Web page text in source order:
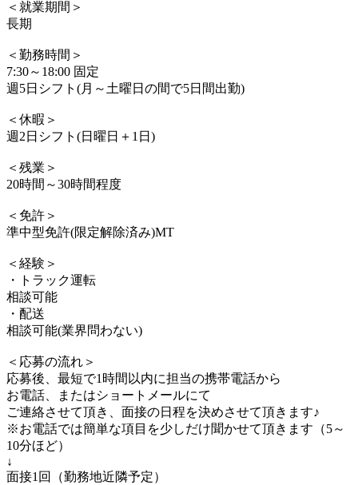
＜就業期間＞
長期
＜勤務時間＞
7:30～18:00 固定
週5日シフト(月～土曜日の間で5日間出勤)
＜休暇＞
週2日シフト(日曜日＋1日)
＜残業＞
20時間～30時間程度
＜免許＞
準中型免許(限定解除済み)MT
＜経験＞
・トラック運転
相談可能
・配送
相談可能(業界問わない)
＜応募の流れ＞
応募後、最短で1時間以内に担当の携帯電話から
お電話、またはショートメールにて
ご連絡させて頂き、面接の日程を決めさせて頂きます♪
※お電話では簡単な項目を少しだけ聞かせて頂きます（5～
10分ほど）
↓
面接1回（勤務地近隣予定）